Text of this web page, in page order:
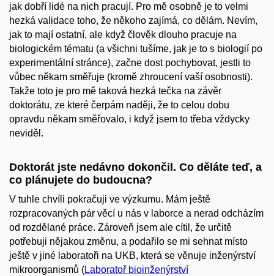
jak dobří lidé na nich pracují. Pro mě osobně je to velmi
hezká validace toho, že někoho zajímá, co dělám. Nevím,
jak to mají ostatní, ale když člověk dlouho pracuje na
biologickém tématu (a všichni tušíme, jak je to s biologií po
experimentální stránce), začne dost pochybovat, jestli to
vůbec někam směřuje (kromě zhroucení vaší osobnosti).
Takže toto je pro mě taková hezká tečka na závěr
doktorátu, ze které čerpám naději, že to celou dobu
opravdu někam směřovalo, i když jsem to třeba vždycky
neviděl.
Doktorát jste nedávno dokončil. Co děláte teď, a
co plánujete do budoucna?
V tuhle chvíli pokračuji ve výzkumu. Mám ještě
rozpracovaných pár věcí u nás v laborce a nerad odcházím
od rozdělané práce. Zároveň jsem ale cítil, že určitě
potřebuji nějakou změnu, a podařilo se mi sehnat místo
ještě v jiné laboratoři na UKB, která se věnuje inženýrství
mikroorganismů (Laboratoř bioinženýrství